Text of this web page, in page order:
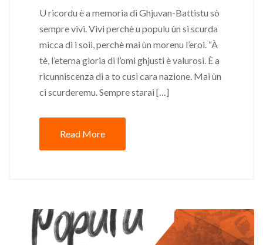
U ricordu è a memoria di Ghjuvan-Battistu sò
sempre vivi. Vivi perchè u populu ùn si scurda
micca di i soii, perchè mai ùn morenu l’eroi. “À
tè, l’eterna gloria di l’omi ghjusti è valurosi. È a
ricunniscenza di a to cusì cara nazione. Mai ùn
ci scurderemu. Sempre starai […]
Read More